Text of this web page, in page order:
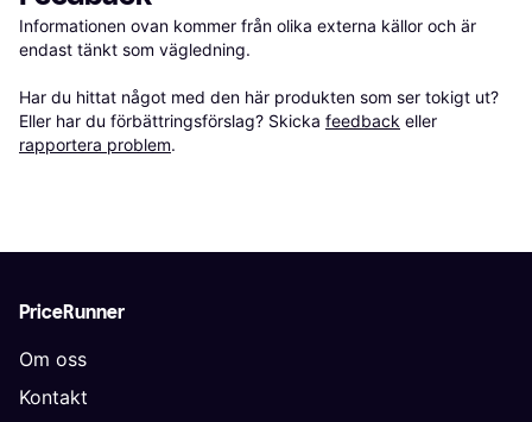
Informationen ovan kommer från olika externa källor och är
endast tänkt som vägledning.
Har du hittat något med den här produkten som ser tokigt ut?
Eller har du förbättringsförslag? Skicka feedback eller
rapportera problem.
PriceRunner
Om oss
Kontakt